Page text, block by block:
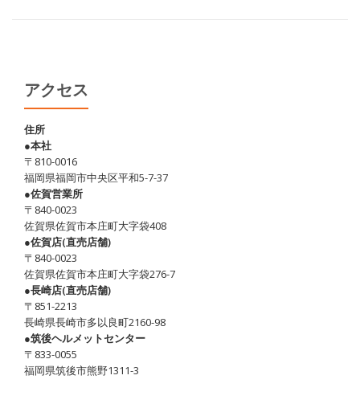
り
アクセス
住所
●本社
〒810-0016
福岡県福岡市中央区平和5-7-37
●佐賀営業所
〒840-0023
佐賀県佐賀市本庄町大字袋408
●佐賀店(直売店舗)
〒840-0023
佐賀県佐賀市本庄町大字袋276-7
●長崎店(直売店舗)
〒851-2213
長崎県長崎市多以良町2160-98
●筑後ヘルメットセンター
〒833-0055
福岡県筑後市熊野1311-3